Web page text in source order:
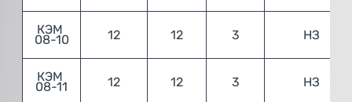
КЭМ
08-10 12 12 3 НЗ
КЭМ
08-11 12 12 3 НЗ